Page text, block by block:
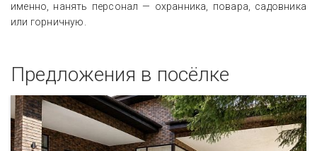
именно, нанять персонал — охранника, повара, садовника
или горничную.
Предложения в посёлке